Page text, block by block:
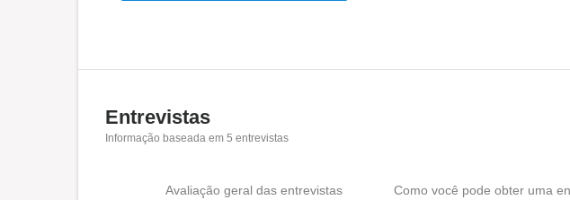
Entrevistas
Informação baseada em 5 entrevistas
Avaliação geral das entrevistas Como você pode obter uma